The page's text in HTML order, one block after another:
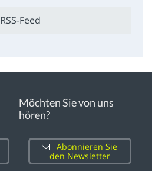
RSS-Feed
Möchten Sie von uns
hören?
Abonnieren Sie
den Newsletter